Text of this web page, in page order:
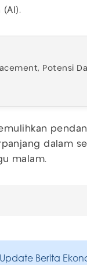
Potensi
dalam
malam.
Berita